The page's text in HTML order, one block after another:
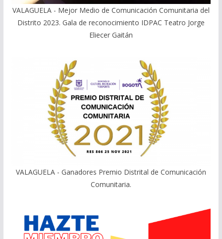
VALAGUELA - Mejor Medio de Comunicación Comunitaria del
Distrito 2023. Gala de reconocimiento IDPAC Teatro Jorge
Eliecer Gaitán
VALAGUELA - Ganadores Premio Distrital de Comunicación
Comunitaria.